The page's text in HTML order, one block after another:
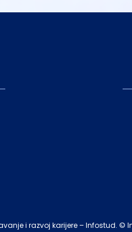
i razvoj karijere – Infostud. ©